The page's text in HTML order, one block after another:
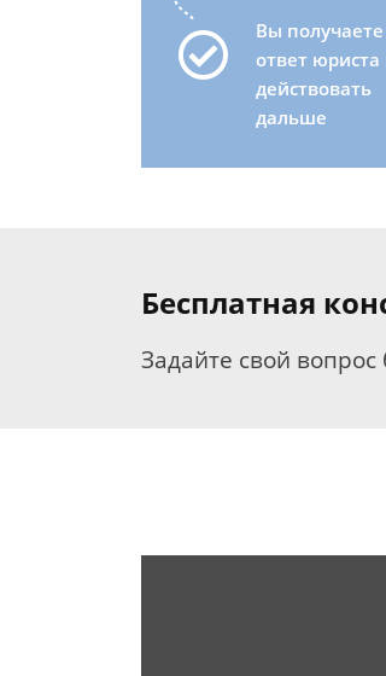
Вы
ответ
действовать
дальше
Бесплатная
Задайте свой